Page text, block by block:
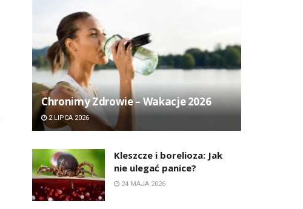
Chronimy Zdrowie ­– Wakacje 2026
2 LIPCA 2026
Kleszcze i borelioza: Jak
nie ulegać panice?
24 MAJA 2026